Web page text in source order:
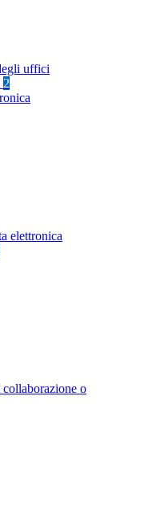
uffici
2
elettronica
o